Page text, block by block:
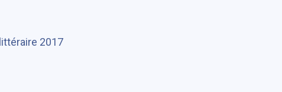
2017